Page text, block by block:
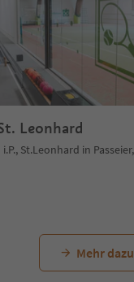
Leonhard
Mehr dazu